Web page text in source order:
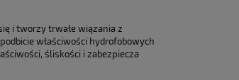
i tworzy trwałe wiązania z
właściwości hydrofobowych
śliskości i zabezpiecza